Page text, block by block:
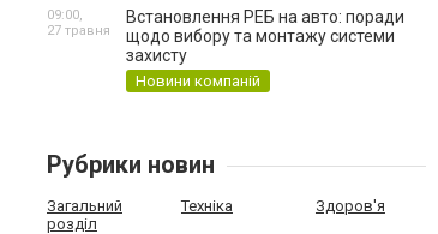
Встановлення РЕБ на авто: поради
щодо вибору та монтажу системи
захисту
Новини компаній
09:00,
27 травня
Рубрики новин
Загальний
розділ
Техніка Здоров'я